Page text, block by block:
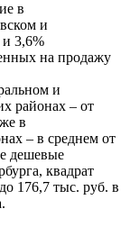
в
и
и 3,6%
на продажу
и
районах – от
в
– в среднем от
дешевые
квадрат
176,7 тыс. руб. в